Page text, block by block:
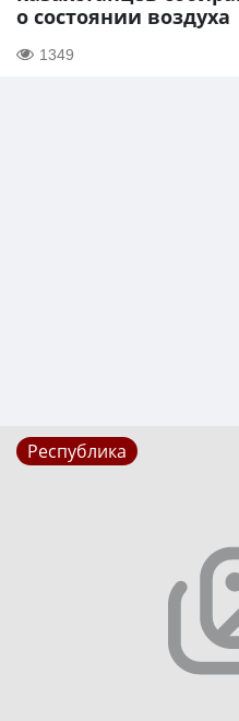
о состоянии воздуха
1349
Республика